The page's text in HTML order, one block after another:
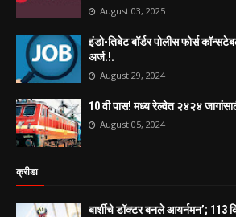
August 03, 2025
इंडो-तिबेट बॉर्डर पोलीस फोर्स
अर्ज.!.
August 29, 2024
10 वी पास! मध्य रेल्वेत २४२४
August 05, 2024
क्रीडा
बार्शीचे डॉक्टर बनले आयर्नमन’; 113